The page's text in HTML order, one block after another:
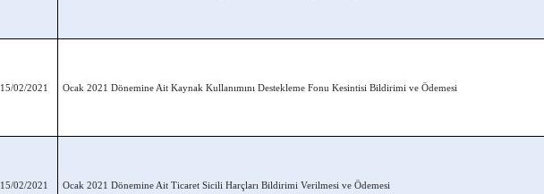
15/02/2021 Ocak 2021 Dönemine Ait Kaynak Kullanımını Destekleme Fonu Kesintisi Bildirimi ve Ödemesi
15/02/2021 Ocak 2021 Dönemine Ait Ticaret Sicili Harçları Bildirimi Verilmesi ve Ödemesi